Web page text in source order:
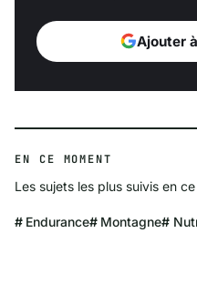
Ajouter
EN CE MOMENT
Les sujets les plus suivis en
Endurance Montagne